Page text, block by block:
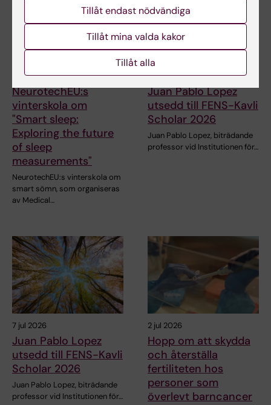
28 jul 2026
NeurotechEU:s
vinterskola om
"Smart sleep:
Exploring the future
of sleep
measurements"
NeurotechEU:s vinterskola om
smart sömn, som organiseras
av Medical…
7 jul 2026
Juan Pablo Lopez
utsedd till FENS-Kavli
Scholar 2026
Juan Pablo Lopez, biträdande
professor vid Institutionen för…
7 jul 2026
Juan Pablo Lopez
utsedd till FENS-Kavli
Scholar 2026
Juan Pablo Lopez, biträdande
professor vid Institutionen för…
2 jul 2026
Hopp om att skydda
och återställa
fertiliteten hos
personer som
överlevt barncancer
Tillåt endast nödvändiga
Tillåt mina valda kakor
Tillåt alla